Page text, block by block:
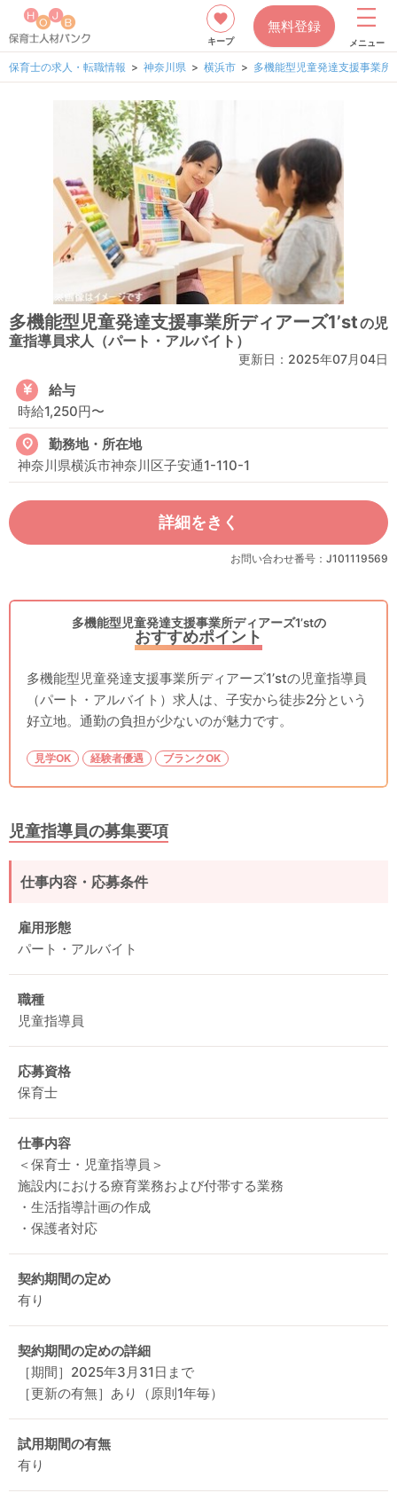
キープ
無料登録
メニュー
保育士の求人・転職情報 神奈川県 横浜市 多機能型児童発達支援事業所
多機能型児童発達支援事業所ディアーズ1’stの児
童指導員求人（パート・アルバイト）
更新日： 2025年07月04日
給与
時給1,250円〜
勤務地・所在地
神奈川県横浜市神奈川区子安通1-110-1
詳細をきく
お問い合わせ番号：J101119569
多機能型児童発達支援事業所ディアーズ1’stの
おすすめポイント
多機能型児童発達支援事業所ディアーズ1’stの児童指導員
（パート・アルバイト）求人は、子安から徒歩2分という
好立地。通勤の負担が少ないのが魅力です。
見学OK 経験者優遇 ブランクOK
児童指導員の募集要項
仕事内容・応募条件
雇用形態
パート・アルバイト
職種
児童指導員
応募資格
保育士
仕事内容
＜保育士・児童指導員＞
施設内における療育業務および付帯する業務
・生活指導計画の作成
・保護者対応
契約期間の定め
有り
契約期間の定めの詳細
［期間］2025年3月31日まで
［更新の有無］あり（原則1年毎）
試用期間の有無
有り